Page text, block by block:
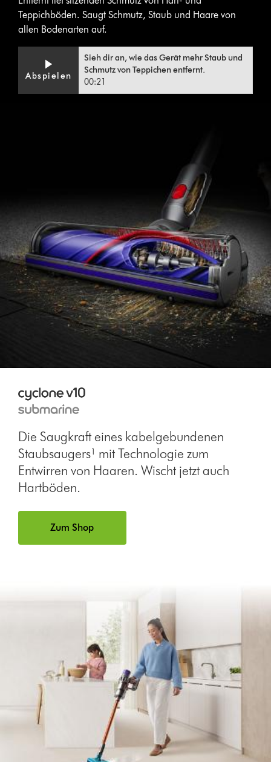
Teppichböden. Saugt Schmutz, Staub und Haare von
allen Bodenarten auf.
Transcript
Transkript
öffnen
Abspielen
Sieh dir an, wie das Gerät mehr Staub und
Schmutz von Teppichen entfernt.
00:21
Die Saugkraft eines kabelgebundenen
Staubsaugers¹ mit Technologie zum
Entwirren von Haaren. Wischt jetzt auch
Hartböden.
Zum Shop